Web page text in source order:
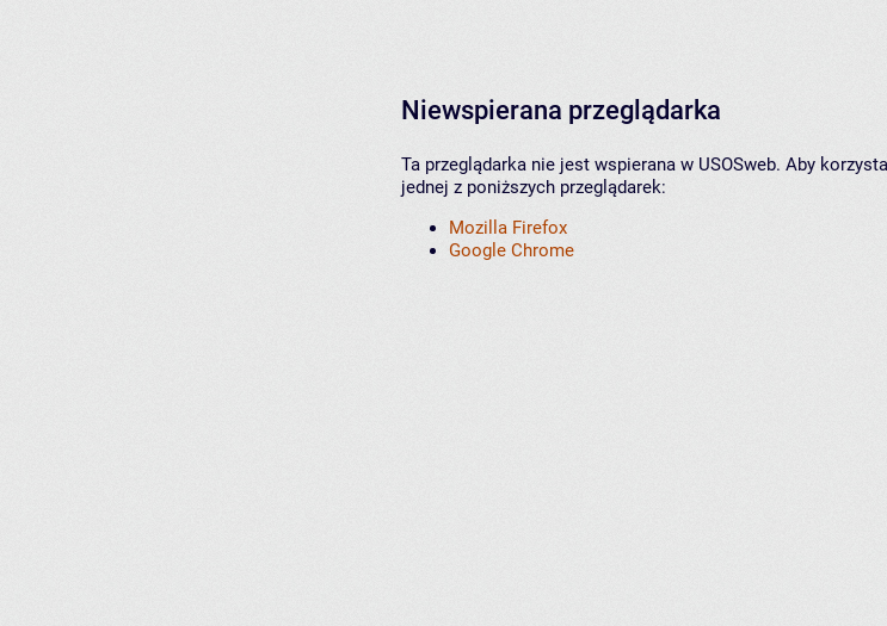
Niewspierana przeglądarka
Ta przeglądarka nie jest wspierana w USOSweb. Aby
jednej z poniższych przeglądarek:
Mozilla Firefox
Google Chrome